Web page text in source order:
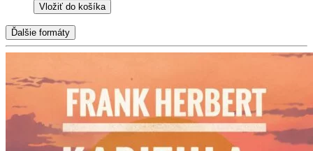
Vložiť do košíka
Ďalšie formáty